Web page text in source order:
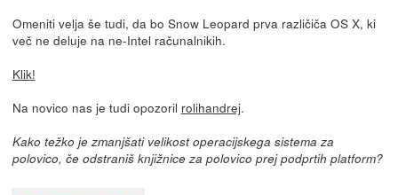
Omeniti velja še tudi, da bo Snow Leopard prva različiča OS X, ki
več ne deluje na ne-Intel računalnikih.
Klik!
Na novico nas je tudi opozoril rolihandrej.
Kako težko je zmanjšati velikost operacijskega sistema za
polovico, če odstraniš knjižnice za polovico prej podprtih platform?